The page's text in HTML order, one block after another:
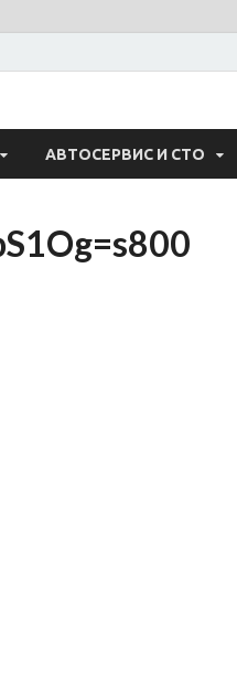
АВТОСЕРВИС И СТО